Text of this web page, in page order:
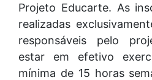
Projeto Educarte. As
realizadas
responsáveis pelo
estar em efetivo
mínima de 15 horas